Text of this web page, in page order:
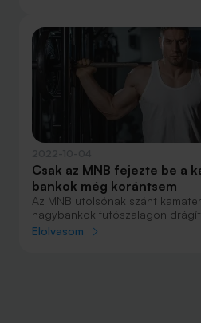
Csak az MNB fejezte be a
bankok még korántsem
Az MNB utolsónak szánt
nagybankok futószalagon
elmúlt napokban, és még nem
Elolvasom